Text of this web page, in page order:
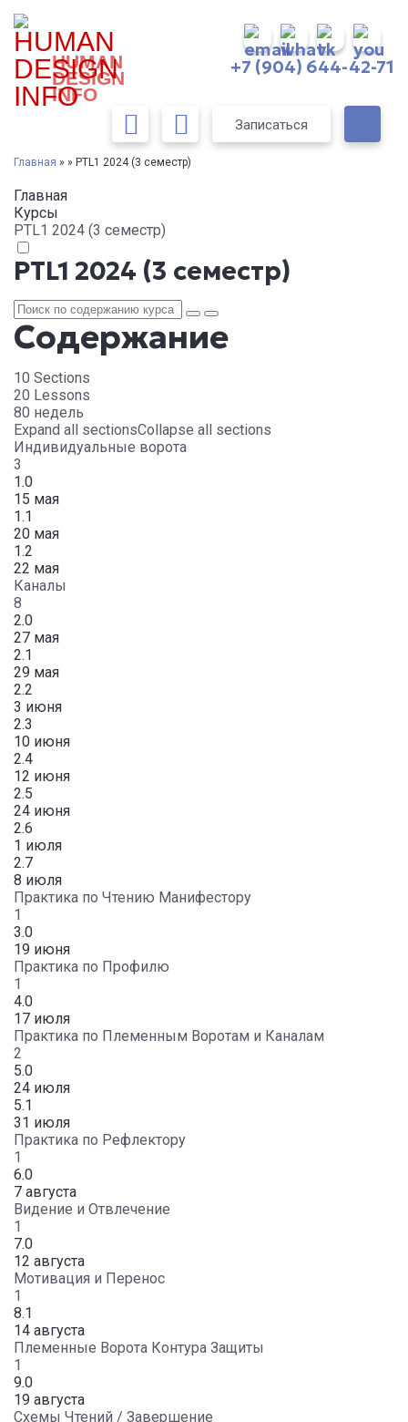
HUMAN
DESIGN
INFO
+7 (904) 644-42-71
Записаться
Главная » » PTL1 2024 (3 семестр)
Главная
Курсы
PTL1 2024 (3 семестр)
PTL1 2024 (3 семестр)
Содержание
10 Sections
20 Lessons
80 недель
Expand all sectionsCollapse all sections
Индивидуальные ворота
3
1.0
15 мая
1.1
20 мая
1.2
22 мая
Каналы
8
2.0
27 мая
2.1
29 мая
2.2
3 июня
2.3
10 июня
2.4
12 июня
2.5
24 июня
2.6
1 июля
2.7
8 июля
Практика по Чтению Манифестору
1
3.0
19 июня
Практика по Профилю
1
4.0
17 июля
Практика по Племенным Воротам и Каналам
2
5.0
24 июля
5.1
31 июля
Практика по Рефлектору
1
6.0
7 августа
Видение и Отвлечение
1
7.0
12 августа
Мотивация и Перенос
1
8.1
14 августа
Племенные Ворота Контура Защиты
1
9.0
19 августа
Схемы Чтений / Завершение